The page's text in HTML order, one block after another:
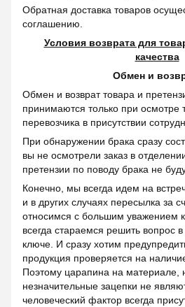
Обратная доставка товаров
соглашению.
Условия возврата для
качества
Обмен и
Обмен и возврат товара и
принимаются только при осмотре
перевозчика в присутствии
При обнаружении брака сразу
вы не осмотрели заказ в
претензии по поводу брака не
Конечно, мы всегда идем на
и в других случаях пересылка за
относимся с большим уважением
всегда стараемся решить вопрос
ключе. И сразу хотим
продукция проверяется на
Поэтому царапина на материале,
незначительные зацепки не
человеческий фактор всегда